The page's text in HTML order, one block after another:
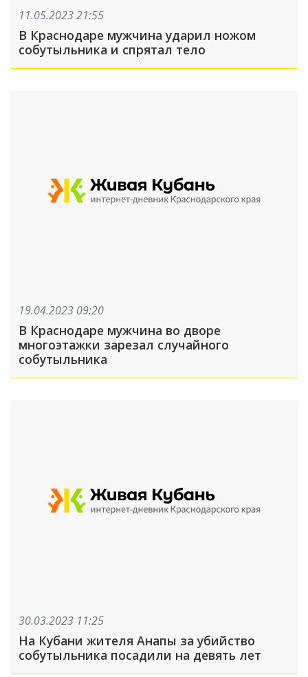
11.05.2023 21:55
В Краснодаре мужчина ударил ножом
собутыльника и спрятал тело
19.04.2023 09:20
В Краснодаре мужчина во дворе
многоэтажки зарезал случайного
собутыльника
30.03.2023 11:25
На Кубани жителя Анапы за убийство
собутыльника посадили на девять лет